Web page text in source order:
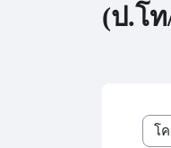
(ป.โท
ประ